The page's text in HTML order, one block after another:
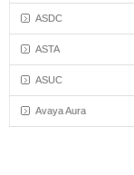
ASDC
ASTA
ASUC
Avaya Aura